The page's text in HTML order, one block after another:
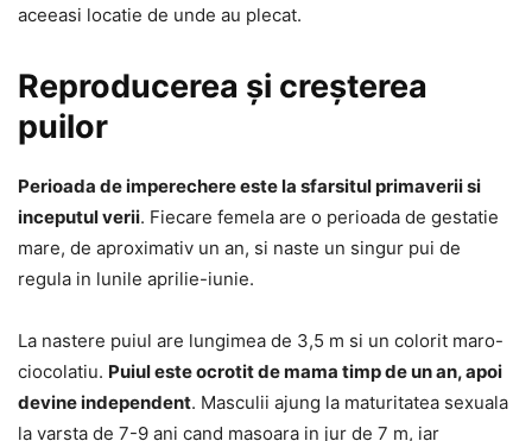
aceeasi locatie de unde au plecat.
Reproducerea și creșterea
puilor
Perioada de imperechere este la sfarsitul primaverii si
inceputul verii. Fiecare femela are o perioada de gestatie
mare, de aproximativ un an, si naste un singur pui de
regula in lunile aprilie-iunie.
La nastere puiul are lungimea de 3,5 m si un colorit maro-
ciocolatiu. Puiul este ocrotit de mama timp de un an, apoi
devine independent. Masculii ajung la maturitatea sexuala
la varsta de 7-9 ani cand masoara in jur de 7 m, iar